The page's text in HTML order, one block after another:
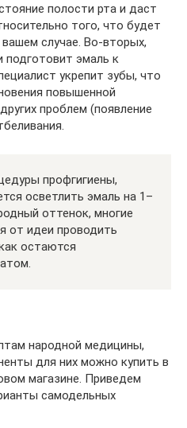
полости рта и даст
того, что будет
случае. Во-вторых,
подготовит эмаль к
укрепит зубы, что
повышенной
проблем (появление
профгигиены,
осветлить эмаль на 1–
оттенок, многие
от идеи проводить
остаются
народной медицины,
для них можно купить в
магазине. Приведем
самодельных